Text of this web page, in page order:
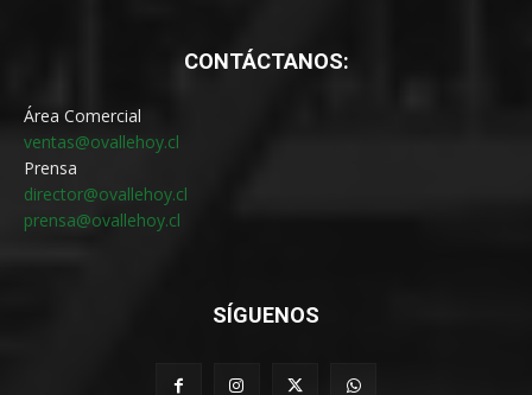
CONTÁCTANOS:
Área Comercial
ventas@ovallehoy.cl
Prensa
director@ovallehoy.cl
prensa@ovallehoy.cl
SÍGUENOS